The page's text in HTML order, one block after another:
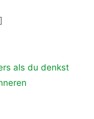
als du denkst